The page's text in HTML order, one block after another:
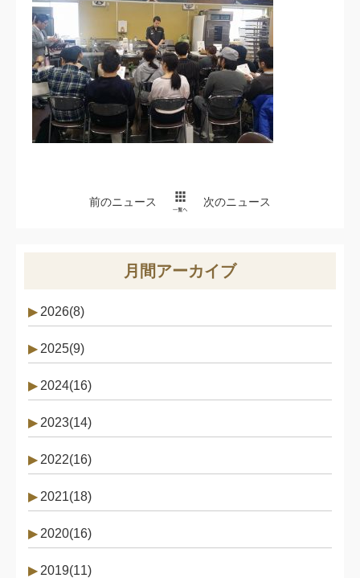
前のニュース 次のニュース
月間アーカイブ
2026(8)
2025(9)
2024(16)
2023(14)
2022(16)
2021(18)
2020(16)
2019(11)